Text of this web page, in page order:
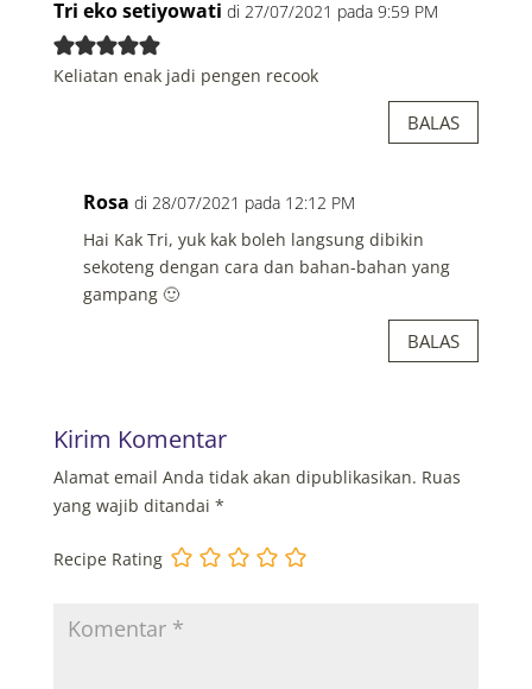
Tri eko setiyowati di 27/07/2021 pada 9:59 PM
Keliatan enak jadi pengen recook
BALAS
Rosa di 28/07/2021 pada 12:12 PM
Hai Kak Tri, yuk kak boleh langsung dibikin
sekoteng dengan cara dan bahan-bahan yang
gampang 🙂
BALAS
Kirim Komentar
Alamat email Anda tidak akan dipublikasikan. Ruas
yang wajib ditandai *
Recipe Rating